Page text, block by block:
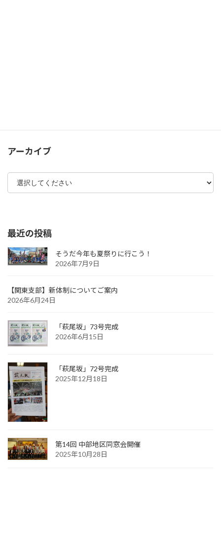
アーカイブ
最近の投稿
そうだ今年も夏祭りに行こう！
2026年7月9日
【関東支部】新体制についてご案内
2026年6月24日
「萩尾坂」73号完成
2026年6月15日
「萩尾坂」72号完成
2025年12月18日
第14回 中部地区同窓会開催
2025年10月28日